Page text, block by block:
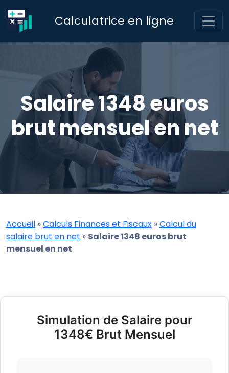
Calculatrice en ligne
Salaire 1348 euros
brut mensuel en net
Accueil »Calculs Finances et Fiscaux »Calcul du
salaire brut en net » Salaire 1348 euros brut
mensuel en net
Simulation de Salaire pour
1348€ Brut Mensuel